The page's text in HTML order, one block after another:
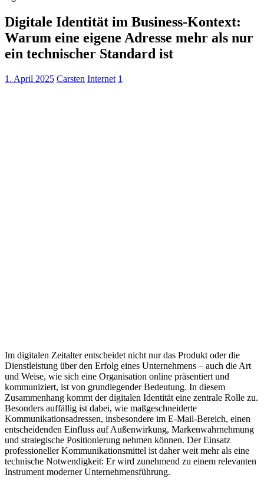
Digitale Identität im Business-Kontext:
Warum eine eigene Adresse mehr als nur
ein technischer Standard ist
1. April 2025 Carsten Internet 1
Im digitalen Zeitalter entscheidet nicht nur das Produkt oder die
Dienstleistung über den Erfolg eines Unternehmens – auch die Art
und Weise, wie sich eine Organisation online präsentiert und
kommuniziert, ist von grundlegender Bedeutung. In diesem
Zusammenhang kommt der digitalen Identität eine zentrale Rolle zu.
Besonders auffällig ist dabei, wie maßgeschneiderte
Kommunikationsadressen, insbesondere im E-Mail-Bereich, einen
entscheidenden Einfluss auf Außenwirkung, Markenwahrnehmung
und strategische Positionierung nehmen können. Der Einsatz
professioneller Kommunikationsmittel ist daher weit mehr als eine
technische Notwendigkeit: Er wird zunehmend zu einem relevanten
Instrument moderner Unternehmensführung.